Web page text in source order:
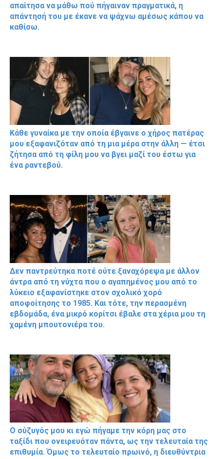
απαίτησα να μάθω πού πήγαιναν πραγματικά, η
απάντησή του με έκανε να ψάχνω αμέσως κάπου να
καθίσω.
Κάθε γυναίκα με την οποία έβγαινε ο χήρος πατέρας
μου εξαφανιζόταν από τη μια μέρα στην άλλη — έτσι
ζήτησα από τη φίλη μου να βγει μαζί του έστω για
ένα ραντεβού.
Δεν παντρεύτηκα ποτέ ούτε ξαναχόρεψα με άλλον
άντρα από τη νύχτα που ο αγαπημένος μου από το
λύκειο εξαφανίστηκε στον σχολικό χορό
αποφοίτησης το 1985. Και τότε, την περασμένη
εβδομάδα, ένα μικρό κορίτσι έβαλε στα χέρια μου τη
χαμένη μπουτονιέρα του.
Ο σύζυγός μου κι εγώ πήγαμε την κόρη μας στο
ταξίδι που ονειρευόταν πάντα, ως την τελευταία της
επιθυμία. Όμως το τελευταίο πρωινό, η διευθύντρια